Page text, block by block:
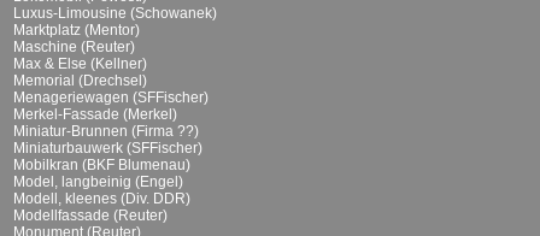
Luxus-Limousine (Schowanek)
Marktplatz (Mentor)
Maschine (Reuter)
Max & Else (Kellner)
Memorial (Drechsel)
Menageriewagen (SFFischer)
Merkel-Fassade (Merkel)
Miniatur-Brunnen (Firma ??)
Miniaturbauwerk (SFFischer)
Mobilkran (BKF Blumenau)
Model, langbeinig (Engel)
Modell, kleenes (Div. DDR)
Modellfassade (Reuter)
Monument (Reuter)